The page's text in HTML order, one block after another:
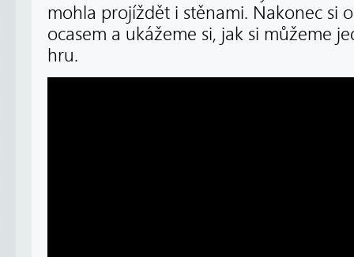
mohla projíždět i stěnami. Nakonec si
ocasem a ukážeme si, jak si můžeme
hru.